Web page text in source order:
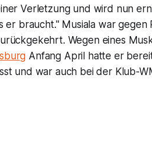
Verletzung und wird nun
er braucht." Musiala war
Wegen eines
Anfang April hatte er
und war auch bei der Klub-